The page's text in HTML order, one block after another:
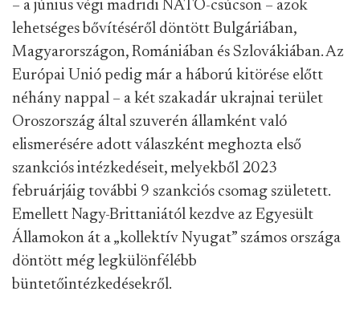
– a június végi madridi NATO-csúcson – azok
lehetséges bővítéséről döntött Bulgáriában,
Magyarországon, Romániában és Szlovákiában. Az
Európai Unió pedig már a háború kitörése előtt
néhány nappal – a két szakadár ukrajnai terület
Oroszország által szuverén államként való
elismerésére adott válaszként meghozta első
szankciós intézkedéseit, melyekből 2023
februárjáig további 9 szankciós csomag született.
Emellett Nagy-Brittaniától kezdve az Egyesült
Államokon át a „kollektív Nyugat” számos országa
döntött még legkülönfélébb
büntetőintézkedésekről.